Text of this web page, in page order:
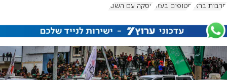
חרבות ברזל חטופים בעזה עסקה עם השטן